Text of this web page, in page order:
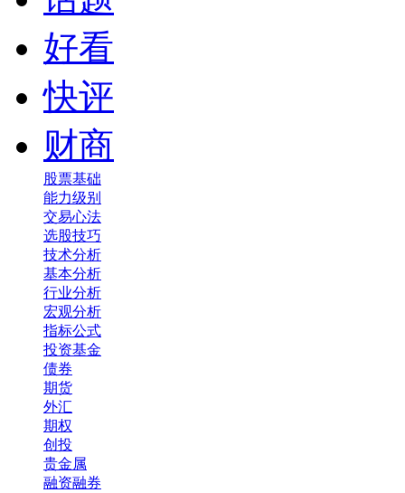
好看
快评
财商
股票基础
能力级别
交易心法
选股技巧
技术分析
基本分析
行业分析
宏观分析
指标公式
投资基金
债券
期货
外汇
期权
创投
贵金属
融资融券